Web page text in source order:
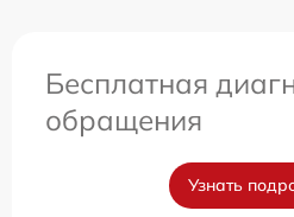
Бесплатная
обращения
Узнать